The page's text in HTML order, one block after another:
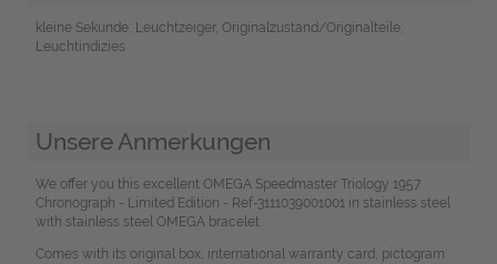
kleine Sekunde, Leuchtzeiger, Originalzustand/Originalteile,
Leuchtindizies
Unsere Anmerkungen
We offer you this excellent OMEGA Speedmaster Triology 1957
Chronograph - Limited Edition - Ref-3111039001001 in stainless steel
with stainless steel OMEGA bracelet.
Comes with its original box, international warranty card, pictogram